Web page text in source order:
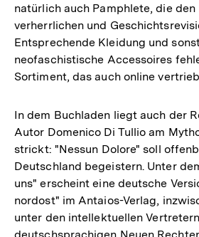
natürlich auch Pamphlete, die den
verherrlichen und
Entsprechende Kleidung und
neofaschistische Accessoires
Sortiment, das auch online
In dem Buchladen liegt auch der
Autor Domenico Di Tullio am
strickt: "Nessun Dolore" soll
Deutschland begeistern. Unter
uns" erscheint eine deutsche
nordost" im Antaios-Verlag,
unter den intellektuellen